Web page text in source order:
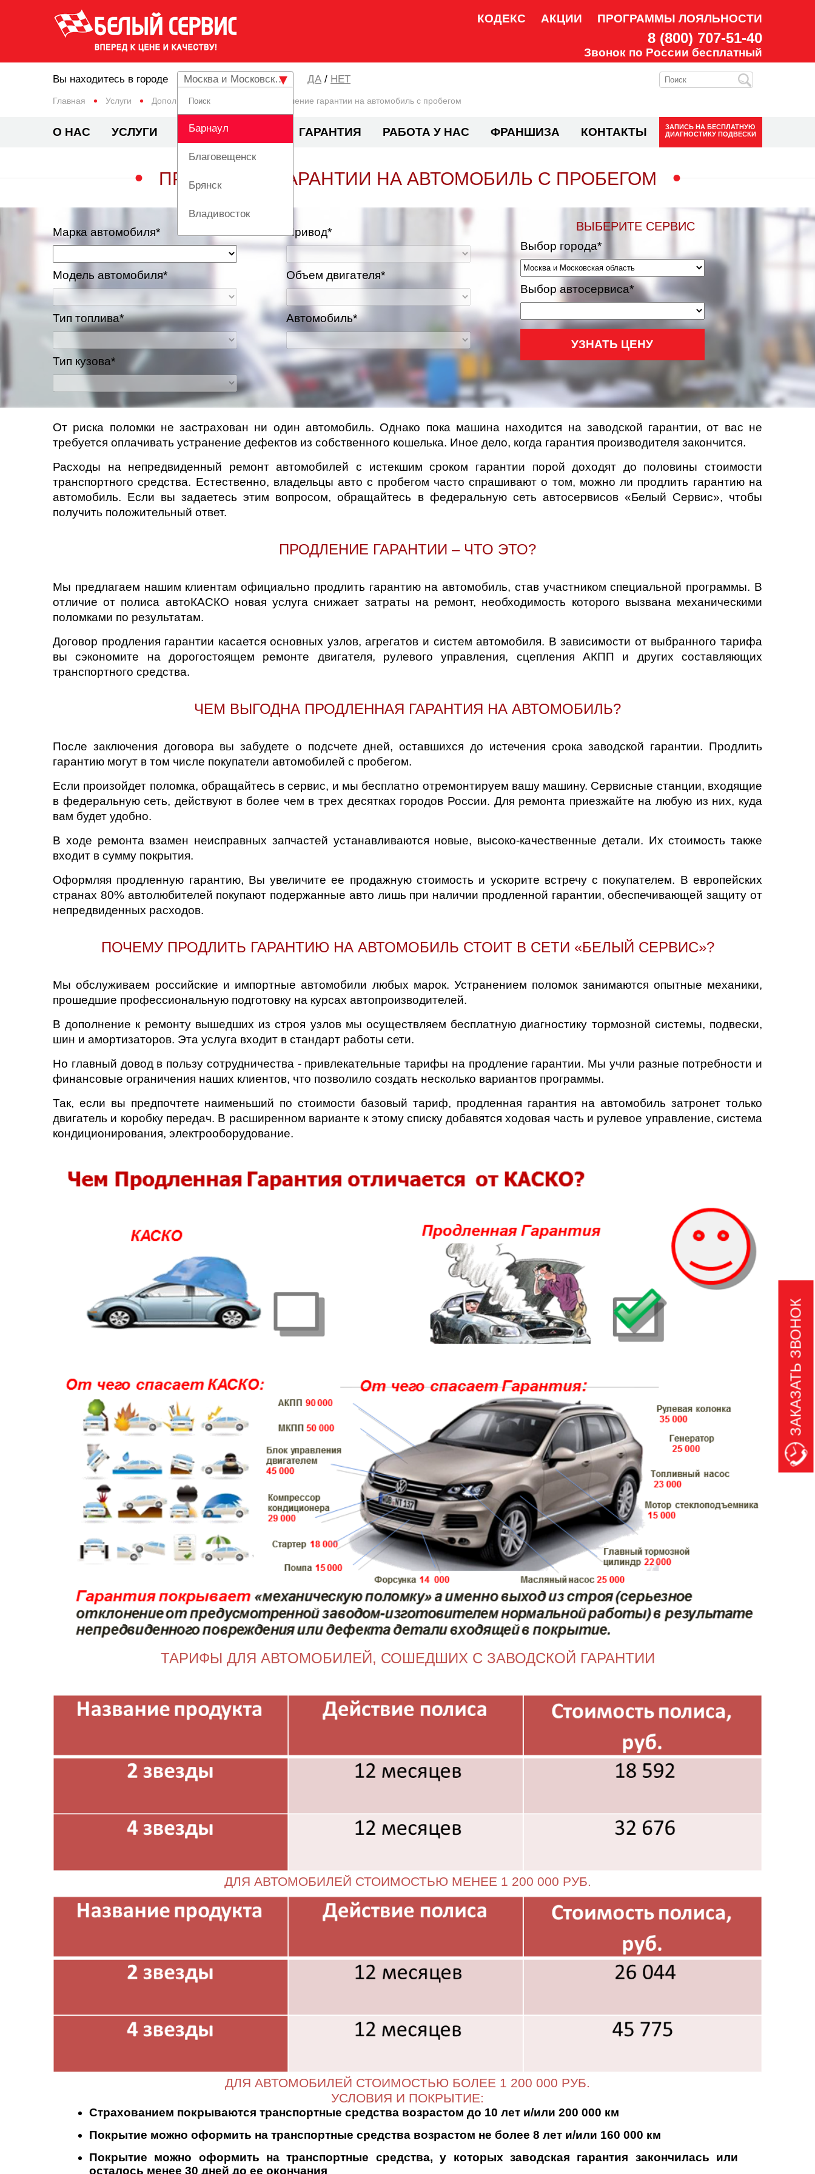
КОДЕКС АКЦИИ ПРОГРАММЫ ЛОЯЛЬНОСТИ
8 (800) 707-51-40
Звонок по России бесплатный
Главная Услуги Дополнительный сервис Продление гарантии на автомобиль с пробегом
Вы находитесь в городе Москва и Московская область
Барнаул
Благовещенск
Брянск
Владивосток
Вологда
Красноярск
Москва и Московская область
Муравленко
Мурманск
Новосибирск
Одинцово
Орёл
Ростов-на-Дону
Самара
Саратов
Сочи
Тольятти
Тула
Ульяновск
Чебоксары
Череповец
/ НЕТ
О НАС УСЛУГИ ЦЕНЫ ГАРАНТИЯ РАБОТА У НАС ФРАНШИЗА КОНТАКТЫ ЗАПИСЬ НА БЕСПЛАТНУЮ
ДИАГНОСТИКУ ПОДВЕСКИ
ПРОДЛЕНИЕ ГАРАНТИИ НА АВТОМОБИЛЬ С ПРОБЕГОМ
Марка автомобиля*
Модель автомобиля*
Тип топлива*
Тип кузова*
Привод*
Объем двигателя*
Автомобиль*
ВЫБЕРИТЕ СЕРВИС
Выбор города*
Выбор автосервиса*
УЗНАТЬ ЦЕНУ
От риска поломки не застрахован ни один автомобиль. Однако пока машина находится на заводской гарантии, от вас не
требуется оплачивать устранение дефектов из собственного кошелька. Иное дело, когда гарантия производителя закончится.
Расходы на непредвиденный ремонт автомобилей с истекшим сроком гарантии порой доходят до половины стоимости
транспортного средства. Естественно, владельцы авто с пробегом часто спрашивают о том, можно ли продлить гарантию на
автомобиль. Если вы задаетесь этим вопросом, обращайтесь в федеральную сеть автосервисов «Белый Сервис», чтобы
получить положительный ответ.
ПРОДЛЕНИЕ ГАРАНТИИ – ЧТО ЭТО?
Мы предлагаем нашим клиентам официально продлить гарантию на автомобиль, став участником специальной программы. В
отличие от полиса автоКАСКО новая услуга снижает затраты на ремонт, необходимость которого вызвана механическими
поломками по результатам.
Договор продления гарантии касается основных узлов, агрегатов и систем автомобиля. В зависимости от выбранного тарифа
вы сэкономите на дорогостоящем ремонте двигателя, рулевого управления, сцепления АКПП и других составляющих
транспортного средства.
ЧЕМ ВЫГОДНА ПРОДЛЕННАЯ ГАРАНТИЯ НА АВТОМОБИЛЬ?
После заключения договора вы забудете о подсчете дней, оставшихся до истечения срока заводской гарантии. Продлить
гарантию могут в том числе покупатели автомобилей с пробегом.
Если произойдет поломка, обращайтесь в сервис, и мы бесплатно отремонтируем вашу машину. Сервисные станции, входящие
в федеральную сеть, действуют в более чем в трех десятках городов России. Для ремонта приезжайте на любую из них, куда
вам будет удобно.
В ходе ремонта взамен неисправных запчастей устанавливаются новые, высоко-качественные детали. Их стоимость также
входит в сумму покрытия.
Оформляя продленную гарантию, Вы увеличите ее продажную стоимость и ускорите встречу с покупателем. В европейских
странах 80% автолюбителей покупают подержанные авто лишь при наличии продленной гарантии, обеспечивающей защиту от
непредвиденных расходов.
ПОЧЕМУ ПРОДЛИТЬ ГАРАНТИЮ НА АВТОМОБИЛЬ СТОИТ В СЕТИ «БЕЛЫЙ СЕРВИС»?
Мы обслуживаем российские и импортные автомобили любых марок. Устранением поломок занимаются опытные механики,
прошедшие профессиональную подготовку на курсах автопроизводителей.
В дополнение к ремонту вышедших из строя узлов мы осуществляем бесплатную диагностику тормозной системы, подвески,
шин и амортизаторов. Эта услуга входит в стандарт работы сети.
Но главный довод в пользу сотрудничества - привлекательные тарифы на продление гарантии. Мы учли разные потребности и
финансовые ограничения наших клиентов, что позволило создать несколько вариантов программы.
Так, если вы предпочтете наименьший по стоимости базовый тариф, продленная гарантия на автомобиль затронет только
двигатель и коробку передач. В расширенном варианте к этому списку добавятся ходовая часть и рулевое управление, система
кондиционирования, электрооборудование.
ТАРИФЫ ДЛЯ АВТОМОБИЛЕЙ, СОШЕДШИХ С ЗАВОДСКОЙ ГАРАНТИИ
ДЛЯ АВТОМОБИЛЕЙ СТОИМОСТЬЮ МЕНЕЕ 1 200 000 РУБ.
ДЛЯ АВТОМОБИЛЕЙ СТОИМОСТЬЮ БОЛЕЕ 1 200 000 РУБ.
УСЛОВИЯ И ПОКРЫТИЕ:
Страхованием покрываются транспортные средства возрастом до 10 лет и/или 200 000 км
Покрытие можно оформить на транспортные средства возрастом не более 8 лет и/или 160 000 км
Покрытие можно оформить на транспортные средства, у которых заводская гарантия закончилась или
осталось менее 30 дней до ее окончания
ЗАКАЗАТЬ ЗВОНОК